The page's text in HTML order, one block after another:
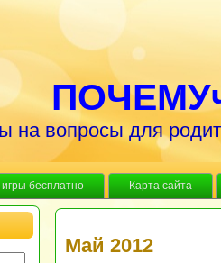
на вопросы для
бесплатно Карта сайта
Май 2012